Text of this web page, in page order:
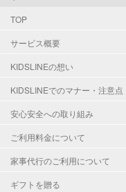
病児対応
障がい児対応
定期予約
TOP
サービス概要
KIDSLINEの想い
KIDSLINEでのマナー・注意点
安心安全への取り組み
ご利用料金について
家事代行のご利用について
ギフトを贈る